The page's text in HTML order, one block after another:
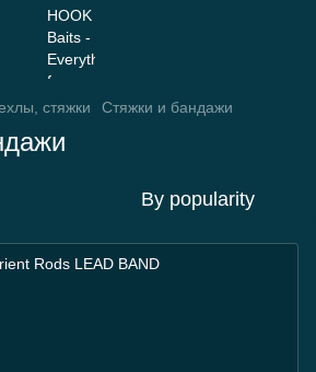
стяжки Стяжки и бандажи
By popularity